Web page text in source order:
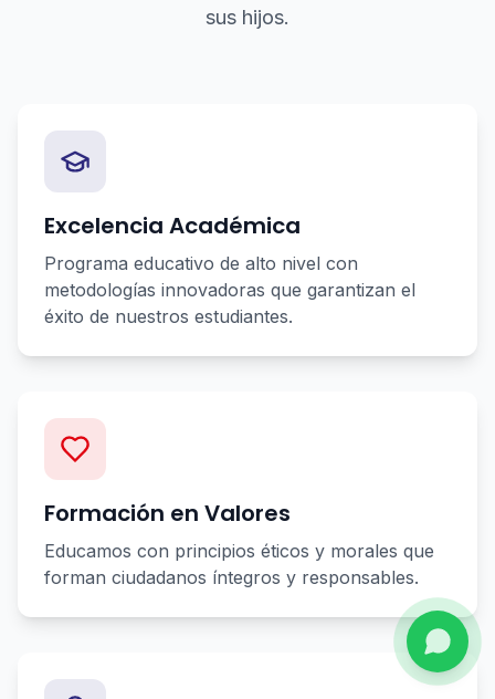
sus hijos.
Excelencia Académica
Programa educativo de alto nivel con
metodologías innovadoras que garantizan el
éxito de nuestros estudiantes.
Formación en Valores
Educamos con principios éticos y morales que
forman ciudadanos íntegros y responsables.